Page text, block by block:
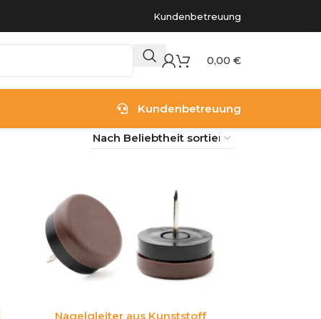
Kundenbetreuung
0,00 €
Kundenbetreuung
Nagelgleiter aus Kunststoff